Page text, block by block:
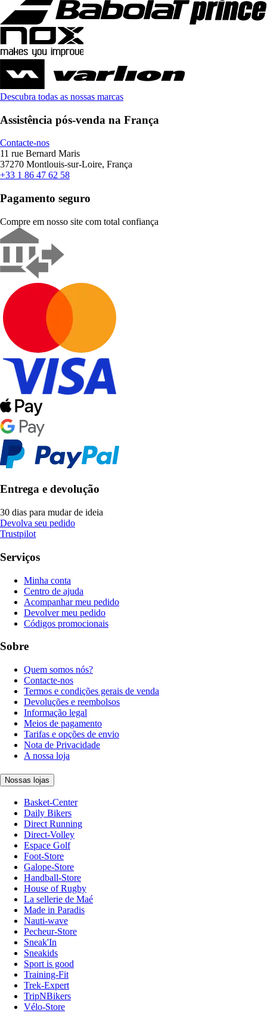
Descubra todas as nossas marcas
Assistência pós-venda na França
Contacte-nos
11 rue Bernard Maris
37270 Montlouis-sur-Loire, França
+33 1 86 47 62 58
Pagamento seguro
Compre em nosso site com total confiança
Entrega e devolução
30 dias para mudar de ideia
Devolva seu pedido
Trustpilot
Serviços
Minha conta
Centro de ajuda
Acompanhar meu pedido
Devolver meu pedido
Códigos promocionais
Sobre
Quem somos nós?
Contacte-nos
Termos e condições gerais de venda
Devoluções e reembolsos
Informação legal
Meios de pagamento
Tarifas e opções de envio
Nota de Privacidade
A nossa loja
Nossas lojas
Basket-Center
Daily Bikers
Direct Running
Direct-Volley
Espace Golf
Foot-Store
Galope-Store
Handball-Store
House of Rugby
La sellerie de Maé
Made in Paradis
Nauti-wave
Pecheur-Store
Sneak'In
Sneakids
Sport is good
Training-Fit
Trek-Expert
TripNBikers
Vélo-Store